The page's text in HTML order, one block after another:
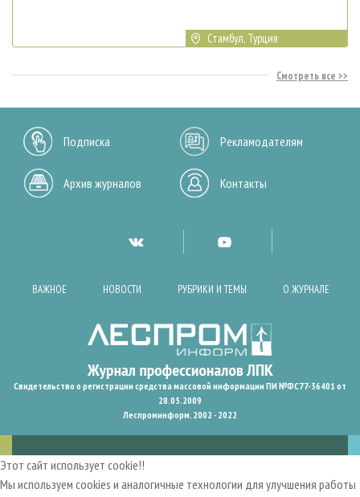
Стамбул, Турция
Смотреть все
Подписка Рекламодателям
Архив журналов Контакты
ВАЖНОЕ НОВОСТИ РУБРИКИ И ТЕМЫ О ЖУРНАЛЕ
Свидетельство о регистрации средства массовой информации ПИ №ФС77-36401 от
28.05.2009
Леспроминформ. 2002 - 2022
Этот сайт использует cookie!!
Мы используем cookies и аналогичные технологии для улучшения работы